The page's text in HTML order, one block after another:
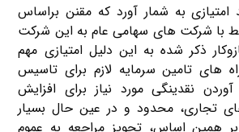
امتیازی به شمار آورد که مقنن براساس
با شرکت های سهامی عام به این شرکت
ذکر شده به این دلیل امتیازی مهم
های تامین سرمایه لازم برای تاسیس
نقدینگی مورد نیاز برای افزایش
تجاری، محدود و در عین حال بسیار
همین اساس، تجویز مراجعه به عموم